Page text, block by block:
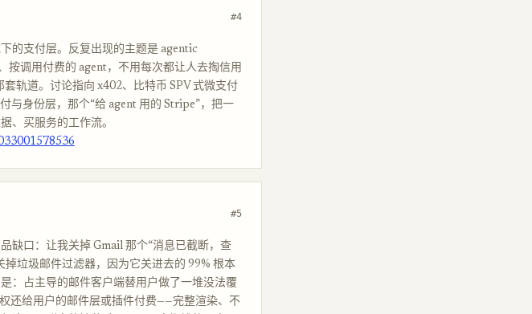
#4
的支付层。反复出现的主题是 agentic
按调用付费的 agent，不用每次都让人去掏信用
轨道。讨论指向 x402、比特币 SPV 式微支付
与身份层，那个“给 agent 用的 Stripe”，把一
、买服务的工作流。
#5
缺口：让我关掉 Gmail 那个“消息已截断，查
垃圾邮件过滤器，因为它关进去的 99% 根本
：占主导的邮件客户端替用户做了一堆没法覆
还给用户的邮件层或插件付费——完整渲染、不